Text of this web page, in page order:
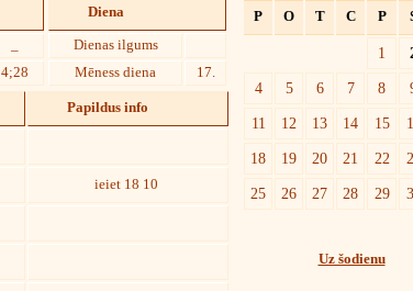
4;28
Diena
Dienas ilgums
Mēness diena
17.
Papildus info
ieiet 18 10
P O T C P
1
4
5 6 7 8
11
12 13 14 15
18
19 20 21 22
25
26 27 28 29
Uz šodienu